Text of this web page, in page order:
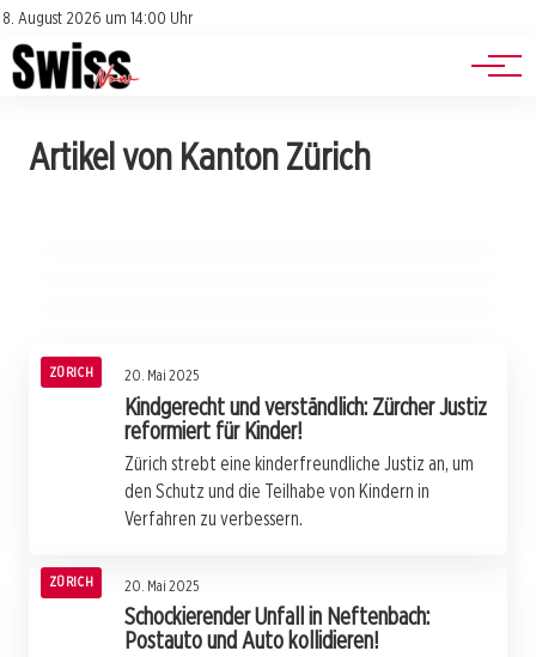
8. August 2026 um 14:00 Uhr
Impressum
Datenschutz
Jobs
Events
Artikel von Kanton Zürich
Junger Mann mit Imitationswaffe in
20. Mai 2025
20. Mai 2025
Polizei stoppt illegale
ZÜRICH 20. Mai 2025
Kindgerecht und verständlich: Zürcher Justiz
reformiert für Kinder!
Zürich strebt eine kinderfreundliche Justiz an, um
den Schutz und die Teilhabe von Kindern in
Verfahren zu verbessern.
ZÜRICH 20. Mai 2025
Schockierender Unfall in Neftenbach:
Postauto und Auto kollidieren!